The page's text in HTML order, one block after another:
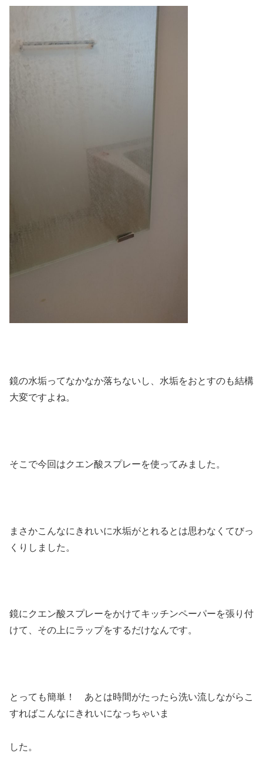
鏡の水垢ってなかなか落ちないし、水垢をおとすのも結構
大変ですよね。
そこで今回はクエン酸スプレーを使ってみました。
まさかこんなにきれいに水垢がとれるとは思わなくてびっ
くりしました。
鏡にクエン酸スプレーをかけてキッチンペーパーを張り付
けて、その上にラップをするだけなんです。
とっても簡単！ あとは時間がたったら洗い流しながらこ
すればこんなにきれいになっちゃいま
した。